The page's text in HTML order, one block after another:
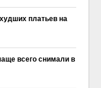
платьев на
всего снимали в